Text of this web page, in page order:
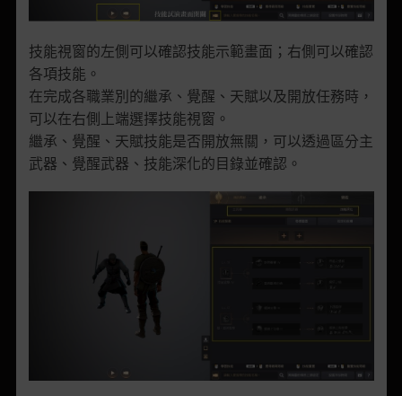
技能視窗的左側可以確認技能示範畫面；右側可以確認
各項技能。
在完成各職業別的繼承、覺醒、天賦以及開放任務時，
可以在右側上端選擇技能視窗。
繼承、覺醒、天賦技能是否開放無關，可以透過區分主
武器、覺醒武器、技能深化的目錄並確認。